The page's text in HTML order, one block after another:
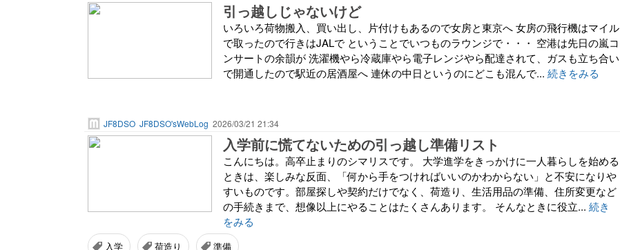
引っ越しじゃないけど
いろいろ荷物搬入、買い出し、片付けもあるので女房と東京へ 女房の飛行機はマイル
で取ったので行きはJALで ということでいつものラウンジで・・・ 空港は先日の嵐コ
ンサートの余韻が 洗濯機やら冷蔵庫やら電子レンジやら配達されて、ガスも立ち合い
で開通したので駅近の居酒屋へ 連休の中日というのにどこも混んで... 続きをみる
JF8DSO JF8DSO'sWebLog 2026/03/21 21:34
入学前に慌てないための引っ越し準備リスト
こんにちは。高卒止まりのシマリスです。 大学進学をきっかけに一人暮らしを始める
ときは、楽しみな反面、「何から手をつければいいのかわからない」と不安になりや
すいものです。部屋探しや契約だけでなく、荷造り、生活用品の準備、住所変更など
の手続きまで、想像以上にやることはたくさんあります。 そんなときに役立... 続き
をみる
入学 荷造り 準備